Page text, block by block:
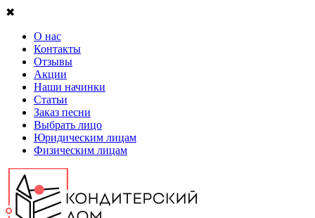
✖
О нас
Контакты
Отзывы
Акции
Наши начинки
Статьи
Заказ песни
Выбрать лицо
Юридическим лицам
Физическим лицам